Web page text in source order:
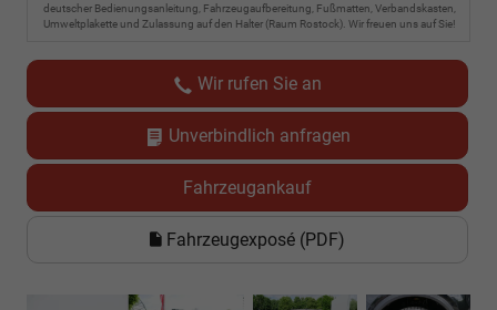
deutscher Bedienungsanleitung, Fahrzeugaufbereitung, Fußmatten, Verbandskasten,
Umweltplakette und Zulassung auf den Halter (Raum Rostock). Wir freuen uns auf Sie!
Wir rufen Sie an
Unverbindlich anfragen
Fahrzeugankauf
Fahrzeugexposé (PDF)